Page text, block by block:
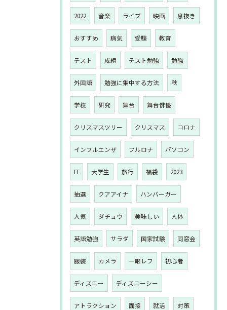
2022 音楽 ライブ 映画 息抜き
おすすめ 病気 受験 教育
テスト 成績 テスト勉強 勉強
外国語 勉強に集中する方法 秋
学校 研究 舞台 舞台俳優
クリスマスツリー クリスマス コロナ
インフルエンザ フルロナ パソコン
IT 大学生 旅行 福袋 2023
抽選 クアアイナ ハンバーガー
人気 ダチョウ 美味しい 人体
英語勉強 サラダ 国家試験 同窓会
服装 カメラ 一眼レフ 初心者
ディズニー ディズニーシー
アトラクション 面接 就活 対策